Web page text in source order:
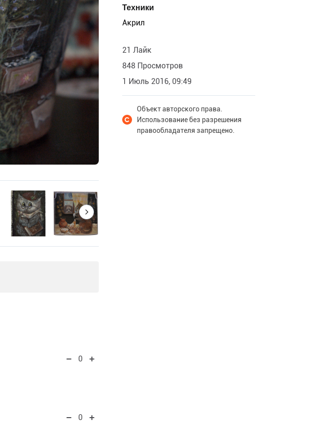
0
0
Техники
Акрил
21 Лайк
848 Просмотров
1 Июль 2016, 09:49
Объект авторского права.
Использование без разрешения
правообладателя запрещено.